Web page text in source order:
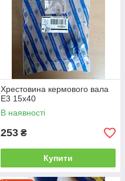
Хрестовина кермового вала
Е3 15х40
В наявності
253 ₴
Купити